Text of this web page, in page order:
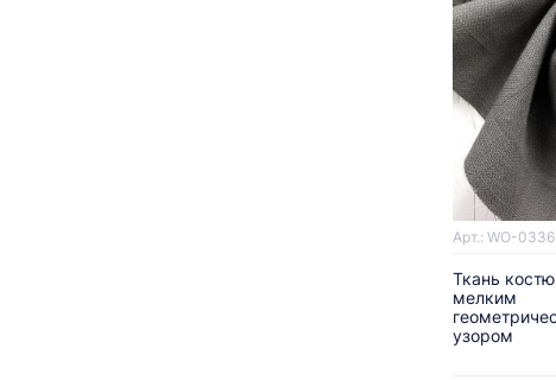
Арт.: WO-0336
Ткань
мелким
узором